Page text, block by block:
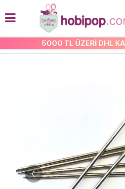
5000 TL ÜZERİ DHL
DİKİŞ İĞNELERİ